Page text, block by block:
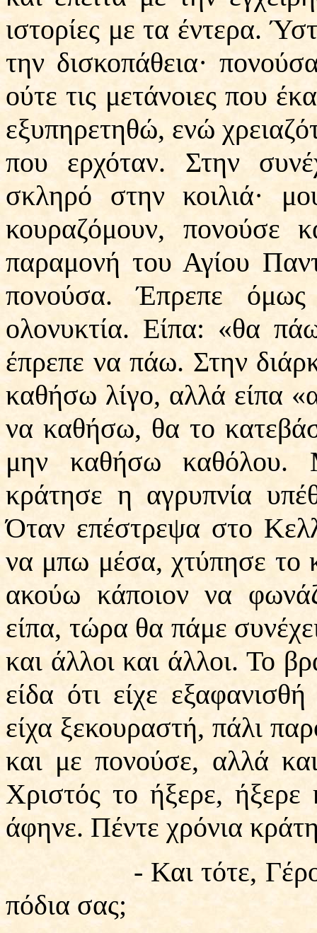
ιστορίες με τα έντερα.
την δισκοπάθεια·
ούτε τις μετάνοιες που
εξυπηρετηθώ, ενώ
που ερχόταν. Στην
σκληρό στην κοιλιά·
κουραζόμουν, πονούσε
παραμονή του Αγίου
πονούσα. Έπρεπε
ολονυκτία. Είπα: «θα
έπρεπε να πάω. Στην
καθήσω λίγο, αλλά είπα
να καθήσω, θα το
μην καθήσω
κράτησε η αγρυπνία
Όταν επέστρεψα στο
να μπω μέσα, χτύπησε το
ακούω κάποιον να
είπα, τώρα θα πάμε
και άλλοι και άλλοι. Το
είδα ότι είχε
είχα ξεκουραστή, πάλι
και με πονούσε, αλλά
Χριστός το ήξερε, ήξερε
άφηνε. Πέντε χρόνια
- Και τότε, Γέροντα,
πόδια σας;